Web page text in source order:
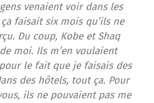
venaient voir dans les
faisait six mois qu’ils ne
Du coup, Kobe et Shaq
moi. Ils m’en voulaient
le fait que je faisais des
des hôtels, tout ça. Pour
ils ne pouvaient pas me